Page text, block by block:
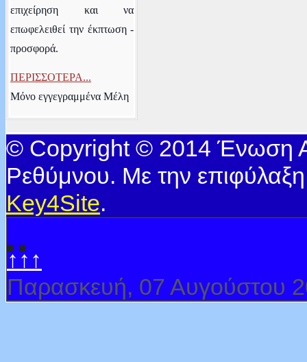
επιχείρηση και να
επωφελειθεί την έκπτωση -
προσφορά.
ΠΕΡΙΣΣΟΤΕΡΑ...
Μόνο εγγεγραμμένα Μέλη
© Copyright © 2014 Ένωση
Ρεθύμνου. Με την
Key4Site.
↑↑↑
Παρασκευή, 07 Αυγούστου